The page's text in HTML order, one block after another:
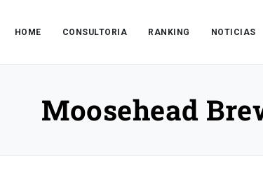
HOME CONSULTORIA RANKING NOTICIAS
Moosehead